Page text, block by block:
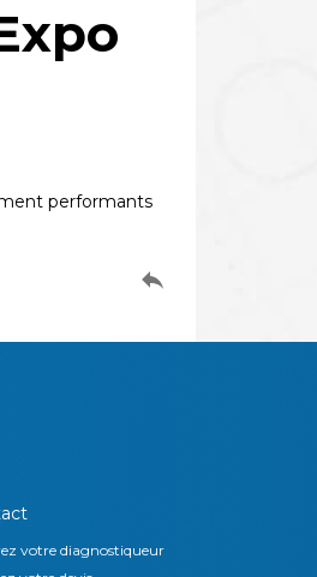
performants
votre diagnostiqueur